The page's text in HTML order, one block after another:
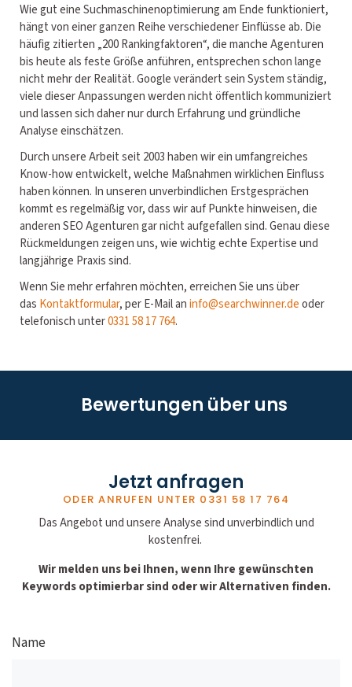
Wie gut eine Suchmaschinenoptimierung am Ende funktioniert,
hängt von einer ganzen Reihe verschiedener Einflüsse ab. Die
häufig zitierten „200 Rankingfaktoren“, die manche Agenturen
bis heute als feste Größe anführen, entsprechen schon lange
nicht mehr der Realität. Google verändert sein System ständig,
viele dieser Anpassungen werden nicht öffentlich kommuniziert
und lassen sich daher nur durch Erfahrung und gründliche
Analyse einschätzen.
Durch unsere Arbeit seit 2003 haben wir ein umfangreiches
Know-how entwickelt, welche Maßnahmen wirklichen Einfluss
haben können. In unseren unverbindlichen Erstgesprächen
kommt es regelmäßig vor, dass wir auf Punkte hinweisen, die
anderen SEO Agenturen gar nicht aufgefallen sind. Genau diese
Rückmeldungen zeigen uns, wie wichtig echte Expertise und
langjährige Praxis sind.
Wenn Sie mehr erfahren möchten, erreichen Sie uns über
das Kontaktformular, per E-Mail aninfo@searchwinner.deoder
telefonisch unter0331 58 17 764.
Bewertungen über uns
Jetzt anfragen
ODER ANRUFEN UNTER 0331 58 17 764
Das Angebot und unsere Analyse sind unverbindlich und
kostenfrei.
Wir melden uns bei Ihnen, wenn Ihre gewünschten
Keywords optimierbar sind oder wir Alternativen finden.
Name